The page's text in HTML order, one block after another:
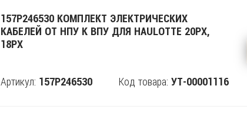
157P246530 КОМПЛЕКТ ЭЛЕКТРИЧЕСКИХ
КАБЕЛЕЙ ОТ НПУ К ВПУ ДЛЯ HAULOTTE 20PX,
18PX
Артикул: 157P246530 Код товара: УТ-00001116
Поделится